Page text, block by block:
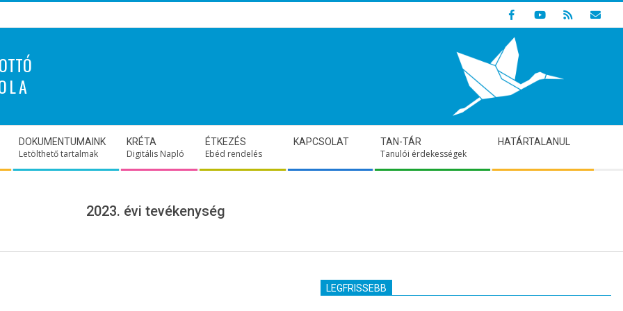
Indulunk! Hamarosan újraindul oldalunk!
DOKUMENTUMAINK
Letölthető tartalmak
KRÉTA
Digitális Napló
ÉTKEZÉS
Ebéd rendelés
KAPCSOLAT TAN-TÁR
Tanulói érdekességek
HATÁRTALANUL
2023. évi tevékenység
LEGFRISSEBB